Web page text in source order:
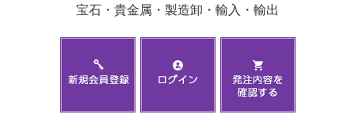
宝石・貴金属・製造卸・輸入・輸出